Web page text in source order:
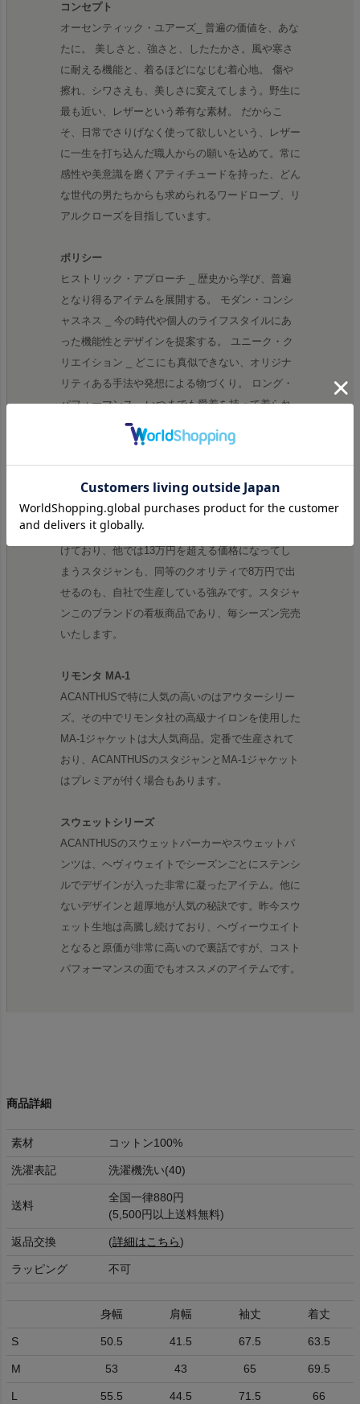
コンセプト
オーセンティック・ユアーズ_ 普遍の価値を、あな
たに。 美しさと、強さと、したたかさ。風や寒さ
に耐える機能と、着るほどになじむ着心地。 傷や
擦れ、シワさえも、美しさに変えてしまう。野生に
最も近い、レザーという希有な素材。 だからこ
そ、日常でさりげなく使って欲しいという、レザー
に一生を打ち込んだ職人からの願いを込めて。常に
感性や美意識を磨くアティチュードを持った、どん
な世代の男たちからも求められるワードローブ、リ
アルクローズを目指しています。
ポリシー
ヒストリック・アプローチ _ 歴史から学び、普遍
となり得るアイテムを展開する。 モダン・コンシ
ャスネス _ 今の時代や個人のライフスタイルにあ
った機能性とデザインを提案する。 ユニーク・ク
リエイション _ どこにも真似できない、オリジナ
リティある手法や発想による物づくり。 ロング・
パフォーマンス _ いつまでも愛着を持って着られ
るような、クオリティの高さを実現する。 シン
ク・エージング _ レザーの特性である、エージン
グを生かした風合いを意識する。
レザーへのこだわり
数々の有名ブランドのレザーをACANTHUSは手掛
けており、他では13万円を超える価格になってし
まうスタジャンも、同等のクオリティで8万円で出
せるのも、自社で生産している強みです。スタジャ
ンこのブランドの看板商品であり、毎シーズン完売
いたします。
リモンタ MA-1
ACANTHUSで特に人気の高いのはアウターシリー
ズ。その中でリモンタ社の高級ナイロンを使用した
MA-1ジャケットは大人気商品。定番で生産されて
おり、ACANTHUSのスタジャンとMA-1ジャケット
はプレミアが付く場合もあります。
スウェットシリーズ
ACANTHUSのスウェットパーカーやスウェットパ
ンツは、ヘヴィウェイトでシーズンごとにステンシ
ルでデザインが入った非常に凝ったアイテム。他に
ないデザインと超厚地が人気の秘訣です。昨今スウ
ェット生地は高騰し続けており、ヘヴィーウエイト
となると原価が非常に高いので裏話ですが、コスト
パフォーマンスの面でもオススメのアイテムです。
商品詳細
素材 コットン100%
洗濯表記 洗濯機洗い(40)
送料
全国一律880円
(5,500円以上送料無料)
返品交換 (詳細はこちら)
ラッピング 不可
身幅 肩幅 袖丈 着丈
S 50.5 41.5 67.5 63.5
M 53 43 65 69.5
L 55.5 44.5 71.5 66